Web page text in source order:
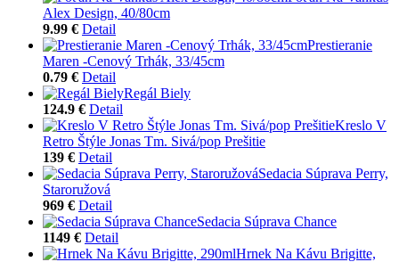
Alex Design, 40/80cm
9.99 € Detail
Prestieranie
Maren -Cenový Trhák, 33/45cm
0.79 € Detail
Regál Biely
124.9 € Detail
Kreslo V
Retro Štýle Jonas Tm. Sivá/pop Prešitie
139 € Detail
Sedacia Súprava Perry,
Staroružová
969 € Detail
Sedacia Súprava Chance
1149 € Detail
Hrnek Na Kávu Brigitte,